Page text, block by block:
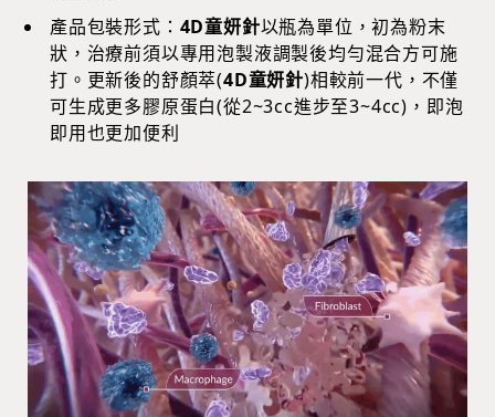
產品包裝形式： 4D童妍針以瓶為單位，初為粉末
狀，治療前須以專用泡製液調製後均勻混合方可施
打。更新後的舒顏萃(4D童妍針)相較前一代，不僅
可生成更多膠原蛋白(從2~3cc進步至3~4cc)，即泡
即用也更加便利